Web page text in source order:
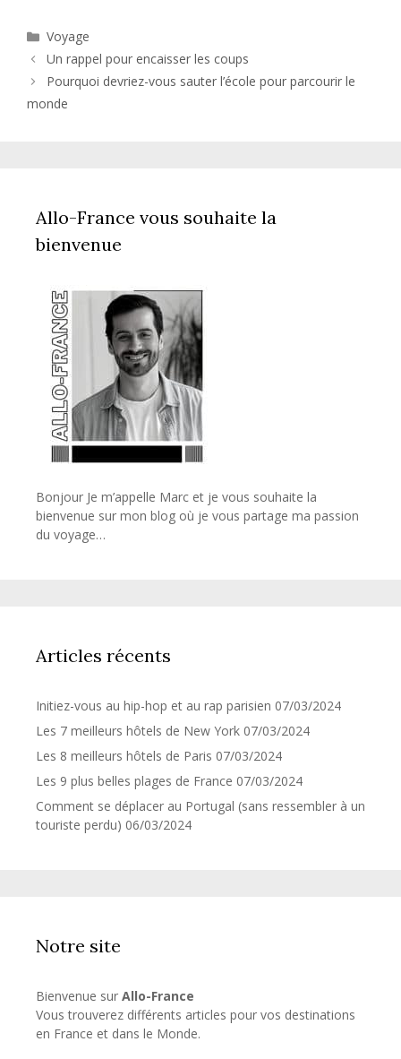
Catégories
Voyage
Un rappel pour encaisser les coups
Pourquoi devriez-vous sauter l’école pour parcourir le
monde
Allo-France vous souhaite la
bienvenue
Bonjour Je m’appelle Marc et je vous souhaite la
bienvenue sur mon blog où je vous partage ma passion
du voyage…
Articles récents
Initiez-vous au hip-hop et au rap parisien 07/03/2024
Les 7 meilleurs hôtels de New York 07/03/2024
Les 8 meilleurs hôtels de Paris 07/03/2024
Les 9 plus belles plages de France 07/03/2024
Comment se déplacer au Portugal (sans ressembler à un
touriste perdu) 06/03/2024
Notre site
Bienvenue sur Allo-France
Vous trouverez différents articles pour vos destinations
en France et dans le Monde.